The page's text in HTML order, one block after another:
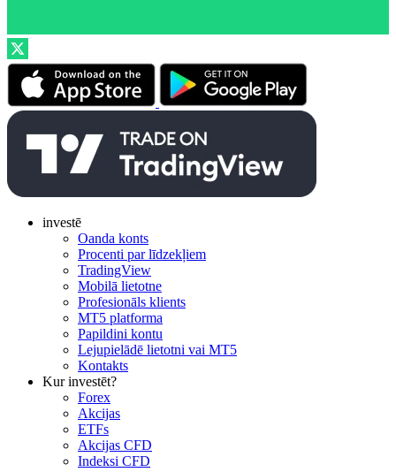
investē
Oanda konts
Procenti par līdzekļiem
TradingView
Mobilā lietotne
Profesionāls klients
MT5 platforma
Papildini kontu
Lejupielādē lietotni vai MT5
Kontakts
Kur investēt?
Forex
Akcijas
ETFs
Akcijas CFD
Indeksi CFD